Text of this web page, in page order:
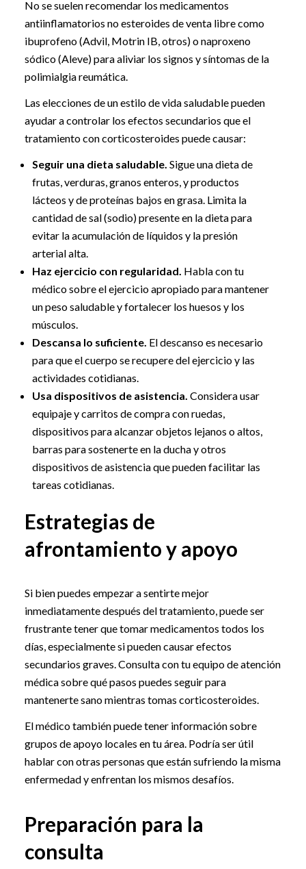
No se suelen recomendar los medicamentos
antiinflamatorios no esteroides de venta libre como
ibuprofeno (Advil, Motrin IB, otros) o naproxeno
sódico (Aleve) para aliviar los signos y síntomas de la
polimialgia reumática.
Las elecciones de un estilo de vida saludable pueden
ayudar a controlar los efectos secundarios que el
tratamiento con corticosteroides puede causar:
Seguir una dieta saludable. Sigue una dieta de
frutas, verduras, granos enteros, y productos
lácteos y de proteínas bajos en grasa. Limita la
cantidad de sal (sodio) presente en la dieta para
evitar la acumulación de líquidos y la presión
arterial alta.
Haz ejercicio con regularidad. Habla con tu
médico sobre el ejercicio apropiado para mantener
un peso saludable y fortalecer los huesos y los
músculos.
Descansa lo suficiente. El descanso es necesario
para que el cuerpo se recupere del ejercicio y las
actividades cotidianas.
Usa dispositivos de asistencia. Considera usar
equipaje y carritos de compra con ruedas,
dispositivos para alcanzar objetos lejanos o altos,
barras para sostenerte en la ducha y otros
dispositivos de asistencia que pueden facilitar las
tareas cotidianas.
Estrategias de
afrontamiento y apoyo
Si bien puedes empezar a sentirte mejor
inmediatamente después del tratamiento, puede ser
frustrante tener que tomar medicamentos todos los
días, especialmente si pueden causar efectos
secundarios graves. Consulta con tu equipo de atención
médica sobre qué pasos puedes seguir para
mantenerte sano mientras tomas corticosteroides.
El médico también puede tener información sobre
grupos de apoyo locales en tu área. Podría ser útil
hablar con otras personas que están sufriendo la misma
enfermedad y enfrentan los mismos desafíos.
Preparación para la
consulta